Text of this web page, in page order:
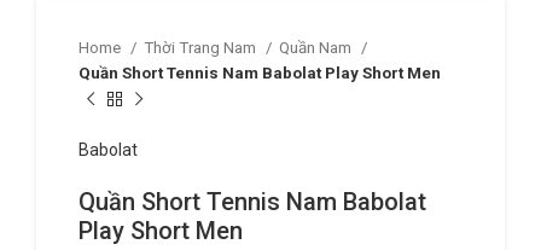
Home Thời Trang Nam
Quần Nam
Quần Short Tennis Nam Babolat Play Short Men
Babolat
Quần Short Tennis Nam Babolat
Play Short Men